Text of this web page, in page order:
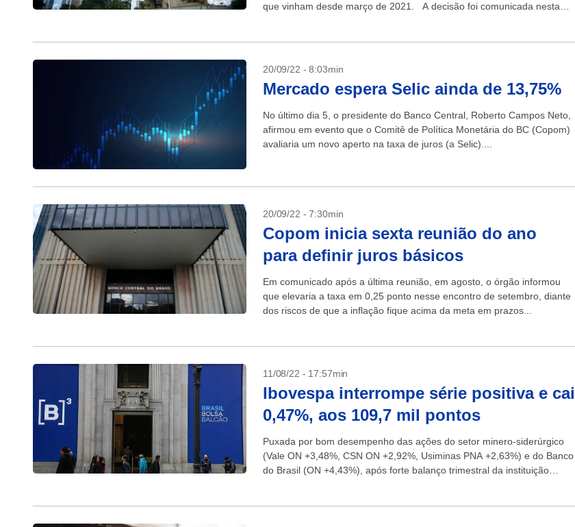
que vinham desde março de 2021. A decisão foi comunicada nesta
20/09/22 - 8:03min
Mercado espera Selic ainda de 13,75%
No último dia 5, o presidente do Banco Central, Roberto Campos Neto,
afirmou em evento que o Comitê de Política Monetária do BC (Copom)
avaliaria um novo aperto na taxa de juros (a Selic)....
20/09/22 - 7:30min
Copom inicia sexta reunião do ano
para definir juros básicos
Em comunicado após a última reunião, em agosto, o órgão informou
que elevaria a taxa em 0,25 ponto nesse encontro de setembro, diante
dos riscos de que a inflação fique acima da meta em prazos...
11/08/22 - 17:57min
Ibovespa interrompe série positiva e cai
0,47%, aos 109,7 mil pontos
Puxada por bom desempenho das ações do setor minero-siderúrgico
(Vale ON +3,48%, CSN ON +2,92%, Usiminas PNA +2,63%) e do Banco
do Brasil (ON +4,43%), após forte balanço trimestral da instituição